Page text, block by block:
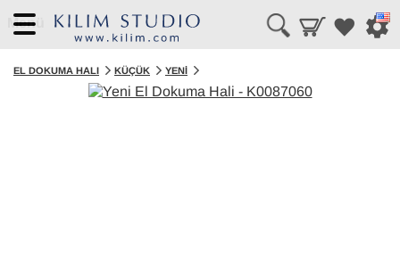
Menü
EL DOKUMA HALI KÜÇÜK YENI